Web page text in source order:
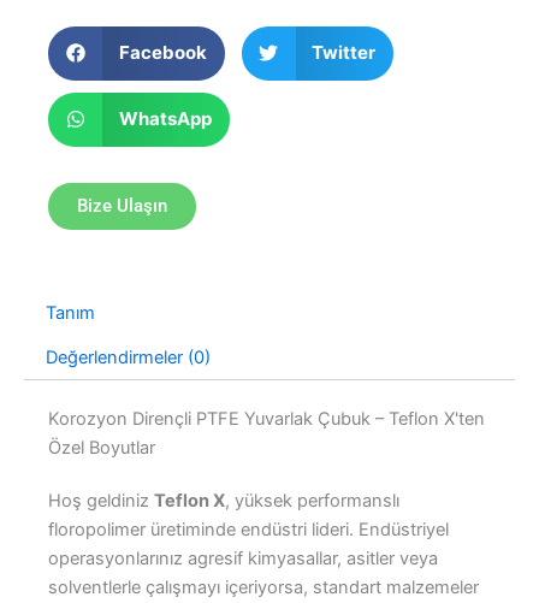
Facebook Twitter
WhatsApp
Bize Ulaşın
Tanım
Değerlendirmeler (0)
Korozyon Dirençli PTFE Yuvarlak Çubuk – Teflon X'ten
Özel Boyutlar
Hoş geldiniz Teflon X, yüksek performanslı
floropolimer üretiminde endüstri lideri. Endüstriyel
operasyonlarınız agresif kimyasallar, asitler veya
solventlerle çalışmayı içeriyorsa, standart malzemeler